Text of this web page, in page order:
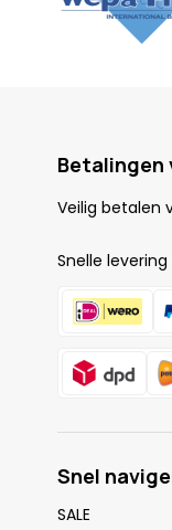
Betalingen
Veilig betalen
Snelle
Snel
SALE